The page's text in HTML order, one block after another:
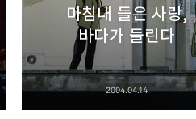
마침내 들은 사랑,
바다가 들린다
2004.04.14